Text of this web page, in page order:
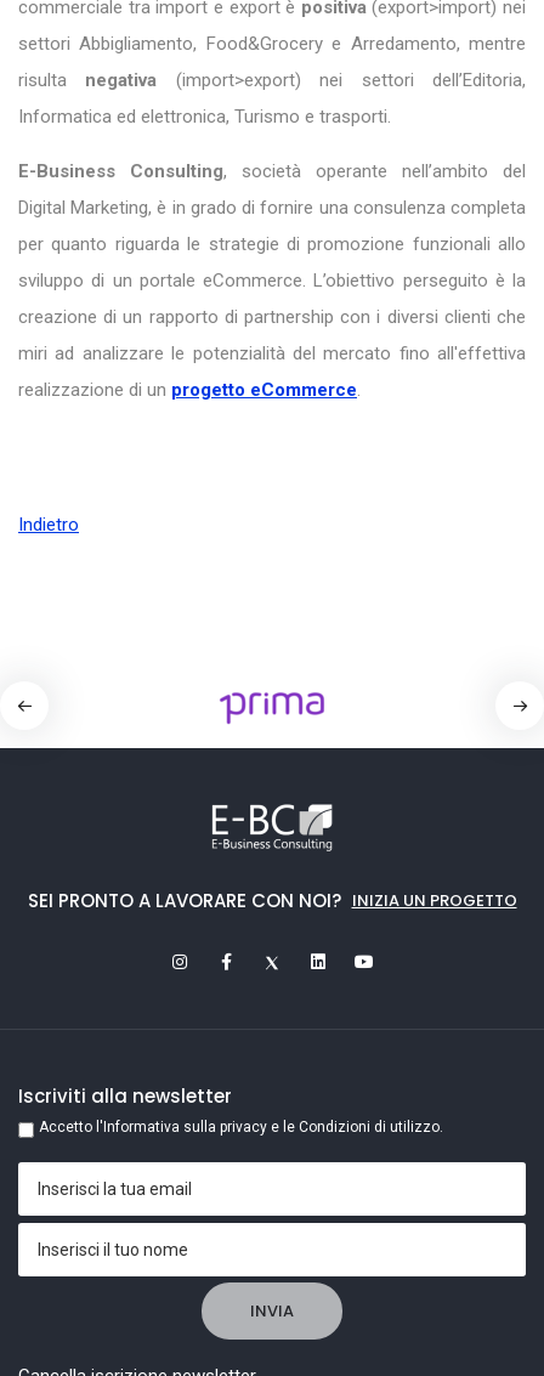
commerciale tra import e export è positiva(export>import) nei
settori Abbigliamento, Food&Grocery e Arredamento, mentre
risulta negativa (import>export) nei settori dell’Editoria,
Informatica ed elettronica, Turismo e trasporti.
E-Business Consulting, società operante nell’ambito del
Digital Marketing, è in grado di fornire una consulenza completa
per quanto riguarda le strategie di promozione funzionali allo
sviluppo di un portale eCommerce. L’obiettivo perseguito è la
creazione di un rapporto di partnership con i diversi clienti che
miri ad analizzare le potenzialità del mercato fino all'effettiva
realizzazione di un progetto eCommerce
Indietro
SEI PRONTO A LAVORARE CON NOI? INIZIA UN PROGETTO
Iscriviti alla newsletter
Accetto l'Informativa sulla privacy e le Condizioni di utilizzo.